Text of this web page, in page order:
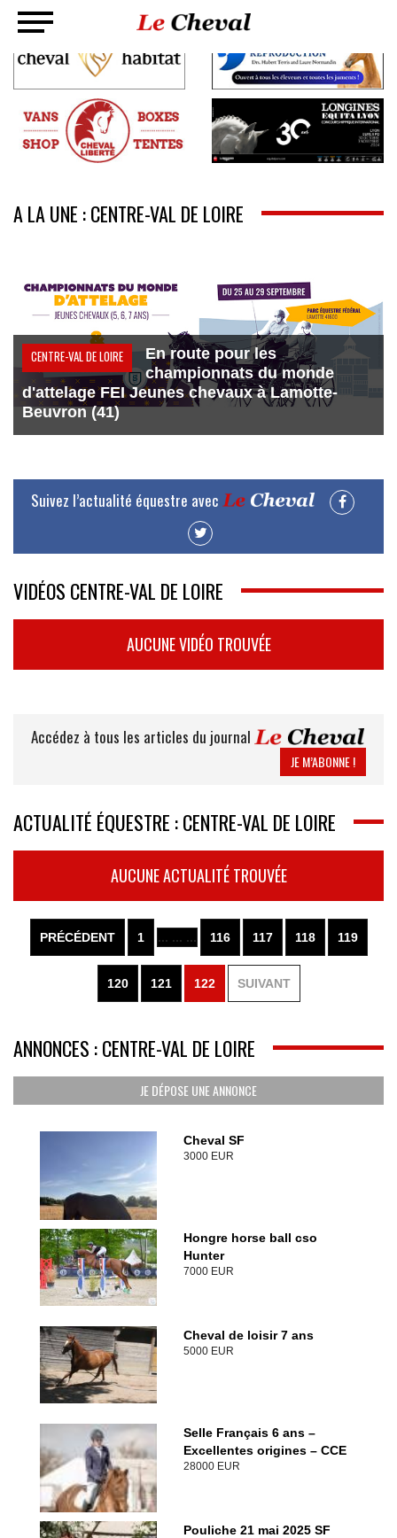
A LA UNE : CENTRE-VAL DE LOIRE
CENTRE-VAL DE LOIRE
En route pour les
championnats du monde
d'attelage FEI Jeunes chevaux à Lamotte-
Beuvron (41)
Suivez l’actualité équestre avec
VIDÉOS CENTRE-VAL DE LOIRE
AUCUNE VIDÉO TROUVÉE
Accédez à tous les articles du journal
JE M’ABONNE !
ACTUALITÉ ÉQUESTRE : CENTRE-VAL DE LOIRE
AUCUNE ACTUALITÉ TROUVÉE
PRÉCÉDENT 1 ... ... ... 116 117 118 119
120 121 122 SUIVANT
ANNONCES : CENTRE-VAL DE LOIRE
JE DÉPOSE UNE ANNONCE
Cheval SF
3000 EUR
Hongre horse ball cso
Hunter
7000 EUR
Cheval de loisir 7 ans
5000 EUR
Selle Français 6 ans –
Excellentes origines – CCE
28000 EUR
Pouliche 21 mai 2025 SF